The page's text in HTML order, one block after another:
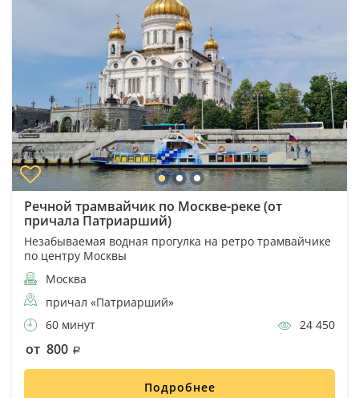
Речной трамвайчик по Москве-реке (от
причала Патриарший)
Незабываемая водная прогулка на ретро трамвайчике
по центру Москвы
Москва
причал «Патриарший»
60 минут
24 450
от 800
Подробнее